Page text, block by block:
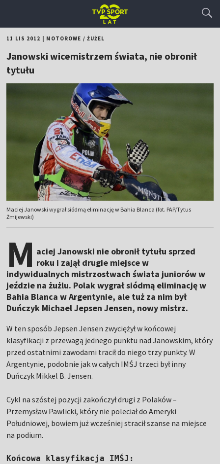
11 LIS 2012 MOTOROWE / ŻUŻEL
Janowski wicemistrzem świata, nie obronił
tytułu
Maciej Janowski wygrał siódmą eliminację w Bahia Blanca (fot. PAP/Tytus
Żmijewski)
M aciej Janowski nie obronił tytułu sprzed
roku i zajął drugie miejsce w
indywidualnych mistrzostwach świata juniorów w
jeździe na żużlu. Polak wygrał siódmą eliminację w
Bahia Blanca w Argentynie, ale tuż za nim był
Duńczyk Michael Jepsen Jensen, nowy mistrz.
W ten sposób Jepsen Jensen zwyciężył w końcowej
klasyfikacji z przewagą jednego punktu nad Janowskim, który
przed ostatnimi zawodami tracił do niego trzy punkty. W
Argentynie, podobnie jak w całych IMŚJ trzeci był inny
Duńczyk Mikkel B. Jensen.
Cykl na szóstej pozycji zakończył drugi z Polaków –
Przemysław Pawlicki, który nie poleciał do Ameryki
Południowej, bowiem już wcześniej stracił szanse na miejsce
na podium.
Końcowa klasyfikacja IMŚJ: